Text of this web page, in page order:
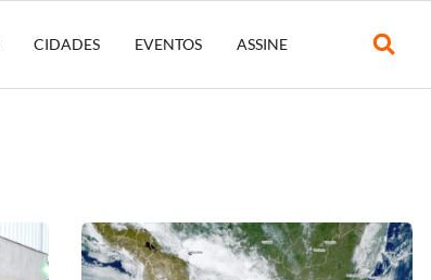
CIDADES EVENTOS ASSINE